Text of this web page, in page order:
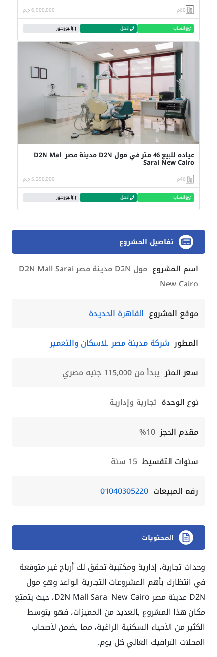
60م 6,900,000 ج.م
واتساب اتصل البورشور
عياده للبيع 46 متر في مول D2N مدينة مصر D2N Mall
Sarai New Cairo
46م 5,290,000 ج.م
واتساب اتصل البورشور
تفاصيل المشروع
اسم المشروع
مول D2N مدينة مصر D2N Mall Sarai
New Cairo
موقع المشروع القاهرة الجديدة
المطور شركة مدينة مصر للاسكان والتعمير
سعر المتر يبدأ من 115,000 جنيه مصري
نوع الوحدة تجارية وإدارية
مقدم الحجز 10%
سنوات التقسيط 15 سنة
رقم المبيعات 01040305220
المحتويات
وحدات تجارية، إدارية ومكتبية تحقق لك أرباح غير متوقعة
في انتظارك بأهم المشروعات التجارية الواعد وهو مول
D2N مدينة مصر D2N Mall Sarai New Cairo، حيث يتمتع
مكان هذا المشروع بالعديد من المميزات، فهو يتوسط
الكثير من الأحياء السكنية الراقية، مما يضمن لأصحاب
المحلات الترافيك العالي كل يوم.